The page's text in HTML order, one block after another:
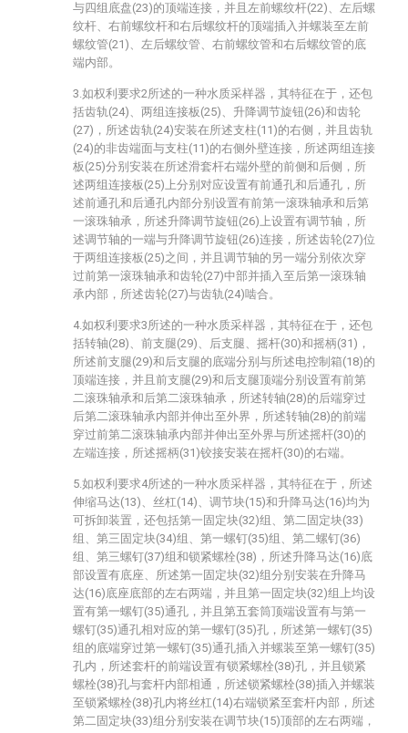
与四组底盘(23)的顶端连接，并且左前螺纹杆(22)、左后螺
纹杆、右前螺纹杆和右后螺纹杆的顶端插入并螺装至左前
螺纹管(21)、左后螺纹管、右前螺纹管和右后螺纹管的底
端内部。
3.如权利要求2所述的一种水质采样器，其特征在于，还包
括齿轨(24)、两组连接板(25)、升降调节旋钮(26)和齿轮
(27)，所述齿轨(24)安装在所述支柱(11)的右侧，并且齿轨
(24)的非齿端面与支柱(11)的右侧外壁连接，所述两组连接
板(25)分别安装在所述滑套杆右端外壁的前侧和后侧，所
述两组连接板(25)上分别对应设置有前通孔和后通孔，所
述前通孔和后通孔内部分别设置有前第一滚珠轴承和后第
一滚珠轴承，所述升降调节旋钮(26)上设置有调节轴，所
述调节轴的一端与升降调节旋钮(26)连接，所述齿轮(27)位
于两组连接板(25)之间，并且调节轴的另一端分别依次穿
过前第一滚珠轴承和齿轮(27)中部并插入至后第一滚珠轴
承内部，所述齿轮(27)与齿轨(24)啮合。
4.如权利要求3所述的一种水质采样器，其特征在于，还包
括转轴(28)、前支腿(29)、后支腿、摇杆(30)和摇柄(31)，
所述前支腿(29)和后支腿的底端分别与所述电控制箱(18)的
顶端连接，并且前支腿(29)和后支腿顶端分别设置有前第
二滚珠轴承和后第二滚珠轴承，所述转轴(28)的后端穿过
后第二滚珠轴承内部并伸出至外界，所述转轴(28)的前端
穿过前第二滚珠轴承内部并伸出至外界与所述摇杆(30)的
左端连接，所述摇柄(31)铰接安装在摇杆(30)的右端。
5.如权利要求4所述的一种水质采样器，其特征在于，所述
伸缩马达(13)、丝杠(14)、调节块(15)和升降马达(16)均为
可拆卸装置，还包括第一固定块(32)组、第二固定块(33)
组、第三固定块(34)组、第一螺钉(35)组、第二螺钉(36)
组、第三螺钉(37)组和锁紧螺栓(38)，所述升降马达(16)底
部设置有底座、所述第一固定块(32)组分别安装在升降马
达(16)底座底部的左右两端，并且第一固定块(32)组上均设
置有第一螺钉(35)通孔，并且第五套筒顶端设置有与第一
螺钉(35)通孔相对应的第一螺钉(35)孔，所述第一螺钉(35)
组的底端穿过第一螺钉(35)通孔插入并螺装至第一螺钉(35)
孔内，所述套杆的前端设置有锁紧螺栓(38)孔，并且锁紧
螺栓(38)孔与套杆内部相通，所述锁紧螺栓(38)插入并螺装
至锁紧螺栓(38)孔内将丝杠(14)右端锁紧至套杆内部，所述
第二固定块(33)组分别安装在调节块(15)顶部的左右两端，